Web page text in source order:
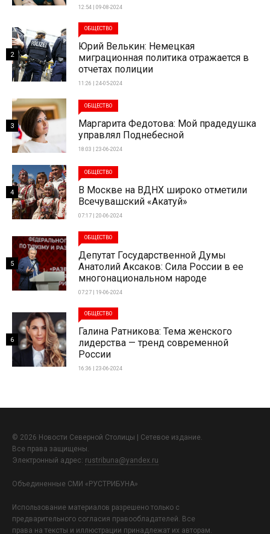
12:54 | 09-08-2024
ОБЩЕСТВО
Юрий Велькин: Немецкая
миграционная политика отражается в
отчетах полиции
11:26 | 24-05-2024
2
ОБЩЕСТВО
Маргарита Федотова: Мой прадедушка
управлял Поднебесной
18:03 | 23-06-2024
3
ОБЩЕСТВО
В Москве на ВДНХ широко отметили
Всечувашский «Акатуй»
07:17 | 20-06-2024
4
ОБЩЕСТВО
Депутат Государственной Думы
Анатолий Аксаков: Сила России в ее
многонациональном народе
07:27 | 19-06-2024
5
ОБЩЕСТВО
Галина Ратникова: Тема женского
лидерства — тренд современной
России
16:36 | 23-06-2024
6
© 2026 Новости Северной Столицы | Сетевое издание.
Все права защищены.
Электронный адрес: rustribuna@yandex.ru
Объединенные СМИ «РУСТРИБУНА»
Использование материалов разрешено только с
предварительного согласия правообладателей. Все
права на тексты и иллюстрации принадлежат их авторам.